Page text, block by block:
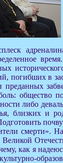
погибших в
общество
либо
близких и
смерти».
Великой
как я